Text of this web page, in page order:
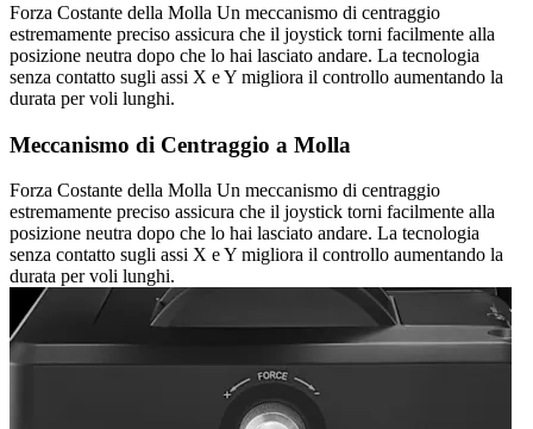
Forza Costante della Molla Un meccanismo di centraggio
estremamente preciso assicura che il joystick torni facilmente alla
posizione neutra dopo che lo hai lasciato andare. La tecnologia
senza contatto sugli assi X e Y migliora il controllo aumentando la
durata per voli lunghi.
Meccanismo di Centraggio a Molla
Forza Costante della Molla Un meccanismo di centraggio
estremamente preciso assicura che il joystick torni facilmente alla
posizione neutra dopo che lo hai lasciato andare. La tecnologia
senza contatto sugli assi X e Y migliora il controllo aumentando la
durata per voli lunghi.